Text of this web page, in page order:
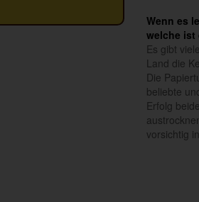
Wenn es
welche ist
Es gibt
Land die
Die
beliebte
Erfolg
vorsichtig